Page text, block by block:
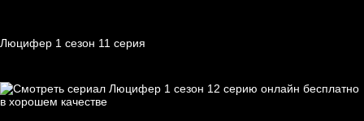
Люцифер 1 cезон 11 cерия